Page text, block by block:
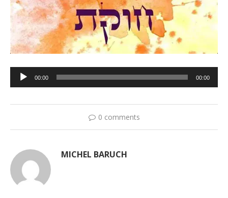
Lecteur
audio
00:00 00:00
0 comments
MICHEL BARUCH